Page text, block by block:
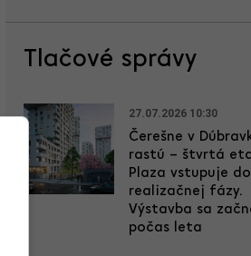
Tlačové správy
27.07.2026 10:30
Čerešne v
rastú – štvrtá
Plaza vstupuje do
realizačnej fázy.
Výstavba sa
počas leta